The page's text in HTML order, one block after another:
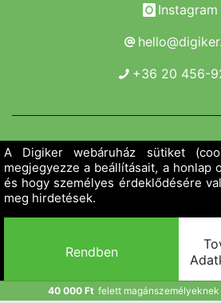
Instagram
+36 20 456-
Copyright 2019 - 2026.
Minden jog
40 000 Ft felett